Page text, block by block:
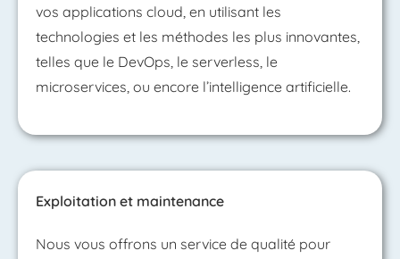
vos applications cloud, en utilisant les
technologies et les méthodes les plus innovantes,
telles que le DevOps, le serverless, le
microservices, ou encore l’intelligence artificielle.
Exploitation et maintenance
Nous vous offrons un service de qualité pour